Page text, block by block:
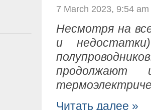
7 March 2023, 9:54 am
Несмотря на
и
продолжают
Читать далее »